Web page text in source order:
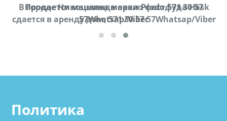
В городе Ниноцминда около фастфуда Hask
cдается в аренду дом, 571 30 57 57Whatsap/Viber
Продается машина марки Prado,571 30 57
57Whatsap/Viber
Политика